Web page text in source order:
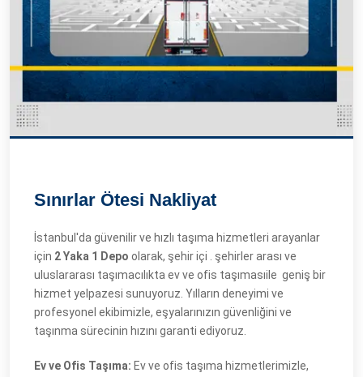
Sınırlar Ötesi Nakliyat
İstanbul'da güvenilir ve hızlı taşıma hizmetleri arayanlar
için 2 Yaka 1 Depo olarak, şehir içi . şehirler arası ve
uluslararası taşımacılıkta ev ve ofis taşımasıile geniş bir
hizmet yelpazesi sunuyoruz. Yılların deneyimi ve
profesyonel ekibimizle, eşyalarınızın güvenliğini ve
taşınma sürecinin hızını garanti ediyoruz.
Ev ve Ofis Taşıma: Ev ve ofis taşıma hizmetlerimizle,